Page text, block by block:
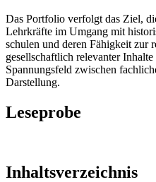
Das Portfolio verfolgt das Ziel,
Lehrkräfte im Umgang mit
schulen und deren Fähigkeit zur
gesellschaftlich relevanter
Spannungsfeld zwischen
Darstellung.
Leseprobe
Inhaltsverzeichnis